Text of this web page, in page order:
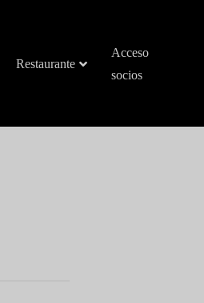
Restaurante
Acceso
socios